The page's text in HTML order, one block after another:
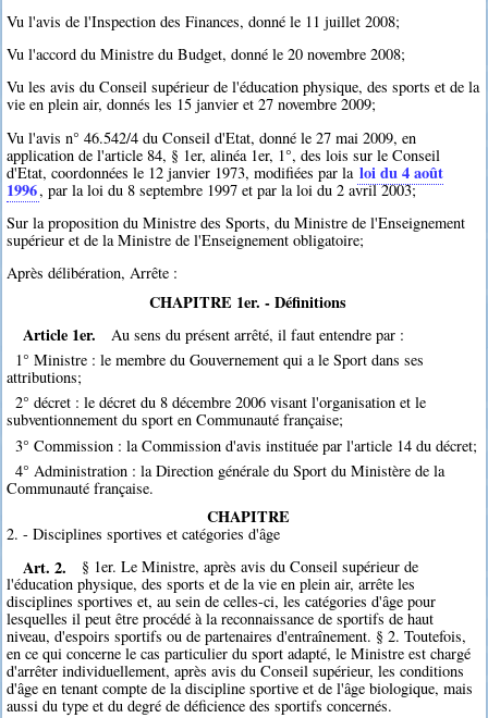
Vu l'avis de l'Inspection des Finances, donné le 11 juillet 2008;
Vu l'accord du Ministre du Budget, donné le 20 novembre 2008;
Vu les avis du Conseil supérieur de l'éducation physique, des sports et de la
vie en plein air, donnés les 15 janvier et 27 novembre 2009;
Vu l'avis n° 46.542/4 du Conseil d'Etat, donné le 27 mai 2009, en
application de l'article 84, § 1er, alinéa 1er, 1°, des lois sur le Conseil
d'Etat, coordonnées le 12 janvier 1973, modifiées par la loi du 4 août
1996, par la loi du 8 septembre 1997 et par la loi du 2 avril 2003;
Sur la proposition du Ministre des Sports, du Ministre de l'Enseignement
supérieur et de la Ministre de l'Enseignement obligatoire;
Après délibération, Arrête :
CHAPITRE 1er. - Définitions
Article 1er.
Au sens du présent arrêté, il faut entendre par :
1° Ministre : le membre du Gouvernement qui a le Sport dans ses
attributions;
2° décret : le décret du 8 décembre 2006 visant l'organisation et le
subventionnement du sport en Communauté française;
3° Commission : la Commission d'avis instituée par l'article 14 du décret;
4° Administration : la Direction générale du Sport du Ministère de la
Communauté française.
CHAPITRE
2. - Disciplines sportives et catégories d'âge
Art. 2.
§ 1er. Le Ministre, après avis du Conseil supérieur de
l'éducation physique, des sports et de la vie en plein air, arrête les
disciplines sportives et, au sein de celles-ci, les catégories d'âge pour
lesquelles il peut être procédé à la reconnaissance de sportifs de haut
niveau, d'espoirs sportifs ou de partenaires d'entraînement. § 2. Toutefois,
en ce qui concerne le cas particulier du sport adapté, le Ministre est chargé
d'arrêter individuellement, après avis du Conseil supérieur, les conditions
d'âge en tenant compte de la discipline sportive et de l'âge biologique, mais
aussi du type et du degré de déficience des sportifs concernés.